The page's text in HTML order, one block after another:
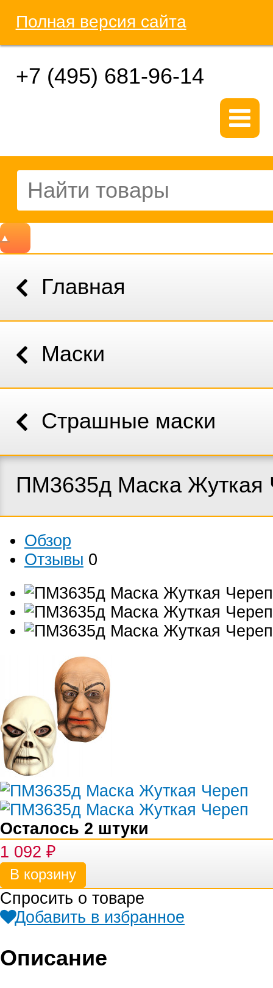
Полная версия сайта
+7 (495) 681-96-14
▲
Главная
Маски
Страшные маски
ПМ3635д Маска Жуткая
Обзор
Отзывы 0
Осталось 2 штуки
1 092 ₽
Спросить о товаре
Добавить в избранное
Описание